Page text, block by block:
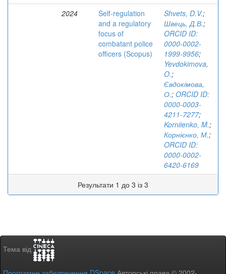
2024
Self-regulation
and a regulatory
focus of
combatant police
officers (Scopus)
Shvets, D.V.;
Швець, Д.В.;
ORCID ID:
0000-0002-
1999-9956;
Yevdokimova,
O.;
Євдокімова,
О.; ORCID ID:
0000-0003-
4211-7277;
Korniienko, M.;
Корнієнко, М.;
ORCID ID:
0000-0002-
6420-6169
Результати 1 до 3 із 3
Тема від